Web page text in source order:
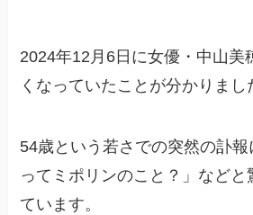
2024年12月6日に女優・中山美
くなっていたことが分かりまし
54歳という若さでの突然の訃
ってミポリンのこと？」などと
ています。